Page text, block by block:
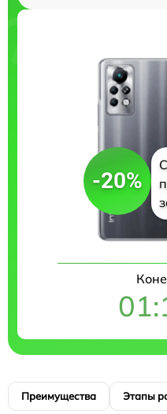
-20%
Преимущества Этапы